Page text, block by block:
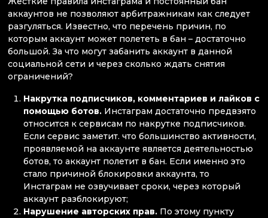
аккаунтов не позволяют арбитражникам как следует
разгуляться. Известно, что перечень причин, по
которым аккаунт может полететь в бан – достаточно
большой. За что могут забанить аккаунт в данной
социальной сети и через сколько ждать снятия
ограничений?
Накрутка подписчиков, комментариев и лайков с
помощью ботов. Инстаграм достаточно предвзято
относится к сервисам по накрутке подписчиков.
Если сервис заметит. что большинство активности,
проявляемой на аккаунте является деятельностью
ботов, то аккаунт полетит в бан. Если именно это
стало причиной блокировки аккаунта, то
Инстаграм не озвучивает сроки, через который
аккаунт разблокируют;
Нарушение авторских прав. По этому пункту